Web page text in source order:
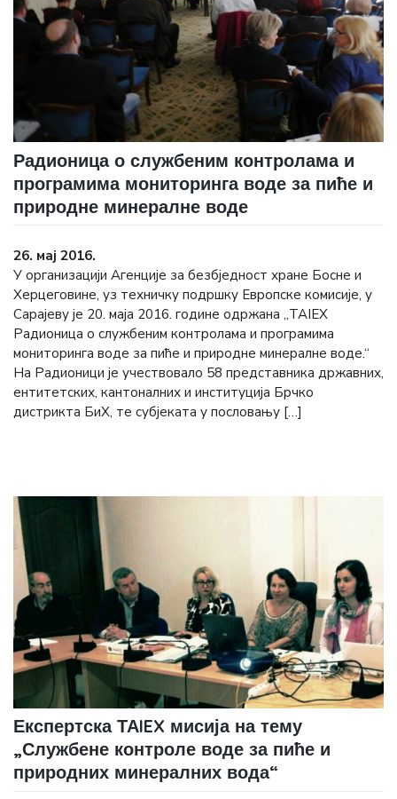
Радионица о службеним контролама и
програмима мониторинга воде за пиће и
природне минералне воде
26. мај 2016.
У организацији Агенције за безбједност хране Босне и
Херцеговине, уз техничку подршку Европске комисије, у
Сарајеву је 20. маја 2016. године одржана „ТАIEX
Радионица о службеним контролама и програмима
мониторинга воде за пиће и природне минералне воде.“
На Радионици је учествовало 58 представника државних,
ентитетских, кантоналних и институција Брчко
дистрикта БиХ, те субјеката у пословању […]
Експертска ТАIEX мисија на тему
„Службене контроле воде за пиће и
природних минералних вода“